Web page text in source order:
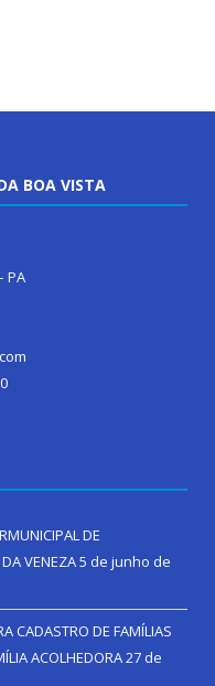
BOA VISTA
PA
DE
VENEZA5 de junho de
CADASTRO DE FAMÍLIAS
ACOLHEDORA27 de